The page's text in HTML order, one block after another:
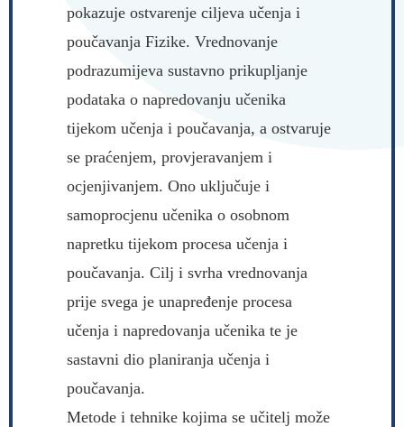
pokazuje ostvarenje ciljeva učenja i
poučavanja Fizike. Vrednovanje
podrazumijeva sustavno prikupljanje
podataka o napredovanju učenika
tijekom učenja i poučavanja, a ostvaruje
se praćenjem, provjeravanjem i
ocjenjivanjem. Ono uključuje i
samoprocjenu učenika o osobnom
napretku tijekom procesa učenja i
poučavanja. Cilj i svrha vrednovanja
prije svega je unapređenje procesa
učenja i napredovanja učenika te je
sastavni dio planiranja učenja i
poučavanja.
Metode i tehnike kojima se učitelj može